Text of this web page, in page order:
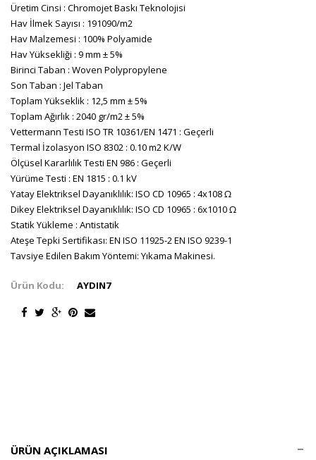
Üretim Cinsi : Chromojet Baskı Teknolojisi
Hav İlmek Sayısı : 191090/m2
Hav Malzemesi : 100% Polyamide
Hav Yüksekliği : 9 mm ± 5%
Birinci Taban : Woven Polypropylene
Son Taban : Jel Taban
Toplam Yükseklik : 12,5 mm ± 5%
Toplam Ağırlık : 2040 gr/m2 ± 5%
Vettermann Testi ISO TR 10361/EN 1471 : Geçerli
Termal İzolasyon ISO 8302 : 0.10 m2 K/W
Ölçüsel Kararlılık Testi EN 986 : Geçerli
Yürüme Testi : EN 1815 : 0.1 kV
Yatay Elektriksel Dayanıklılık: ISO CD 10965 : 4x108 Ω
Dikey Elektriksel Dayanıklılık: ISO CD 10965 : 6x1010 Ω
Statik Yükleme : Antistatik
Ateşe Tepki Sertifikası: EN ISO 11925-2 EN ISO 9239-1
Tavsiye Edilen Bakım Yöntemi: Yıkama Makinesi.
Ürün Kodu: AYDIN7
ÜRÜN AÇIKLAMASI